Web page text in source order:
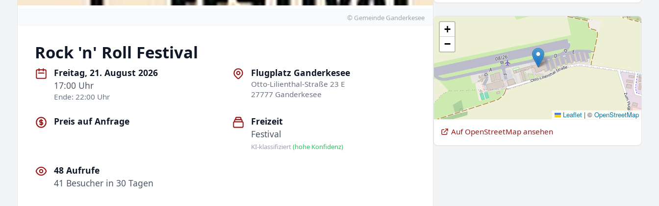
© Gemeinde Ganderkesee
Rock 'n' Roll Festival
Freitag, 21. August 2026
17:00 Uhr
Ende: 22:00 Uhr
Flugplatz Ganderkesee
Otto-Lilienthal-Straße 23 E
27777 Ganderkesee
Preis auf Anfrage
Freizeit
Festival
KI-klassifiziert(hohe Konfidenz)
48 Aufrufe
41 Besucher in 30 Tagen
+
−
Leaflet |© OpenStreetMap
Auf OpenStreetMap ansehen